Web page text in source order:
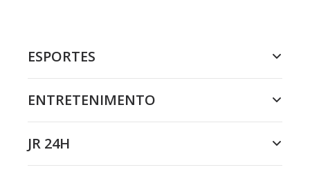
ESPORTES
ENTRETENIMENTO
JR 24H